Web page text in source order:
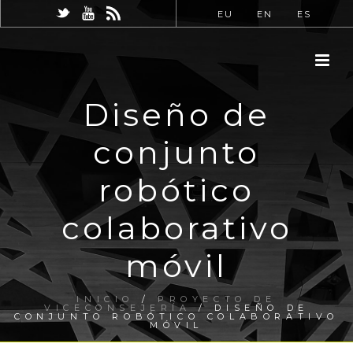
EU EN ES
Diseño de
conjunto
robótico
colaborativo
móvil
INICIO /PROYECTO DE
VICECONSEJERÍA/ DISEÑO DE
CONJUNTO ROBÓTICO COLABORATIVO
MÓVIL